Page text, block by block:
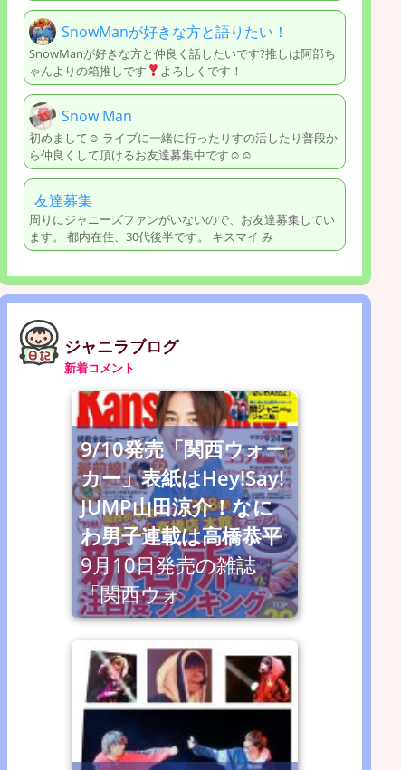
SnowManが好きな方と語りたい！
SnowManが好きな方と仲良く話したいです?推しは阿部ち
ゃんよりの箱推しです
よろしくです！
Snow Man
初めまして☺︎ ライブに一緒に行ったりすの活したり普段か
ら仲良くして頂けるお友達募集中です☺︎☺︎
友達募集
周りにジャニーズファンがいないので、お友達募集してい
ます。 都内在住、30代後半です。 キスマイ み
ジャニラブログ
新着コメント
9/10発売「関西ウォー
カー」表紙はHey!Say!
JUMP山田涼介！なに
わ男子連載は高橋恭平
9月10日発売の雑誌
「関西ウォ